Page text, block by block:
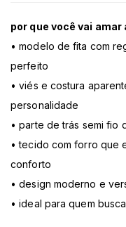
por que você vai amar
• modelo de fita com
perfeito
• viés e costura
personalidade
• parte de trás semi fio
• tecido com forro que
conforto
• design moderno e
• ideal para quem